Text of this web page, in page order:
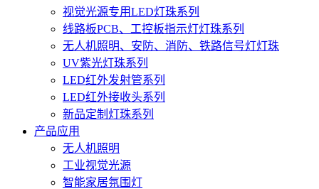
视觉光源专用LED灯珠系列
线路板PCB、工控板指示灯灯珠系列
无人机照明、安防、消防、铁路信号灯灯珠
UV紫光灯珠系列
LED红外发射管系列
LED红外接收头系列
新品定制灯珠系列
产品应用
无人机照明
工业视觉光源
智能家居氛围灯